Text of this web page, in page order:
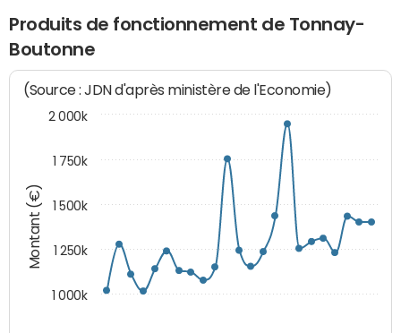
Produits de fonctionnement de Tonnay-
Boutonne
Montant (€)
(Source : JDN d'après ministère de l'Economie)
1 000k
1 250k
1 500k
1 750k
2 000k